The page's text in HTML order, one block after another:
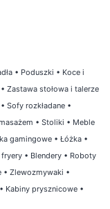
• Poduszki • Koce i
• Zastawa stołowa i talerze
• Sofy rozkładane •
• Stoliki • Meble
gamingowe • Łóżka •
fryery • Blendery • Roboty
• Zlewozmywaki •
• Kabiny prysznicowe •